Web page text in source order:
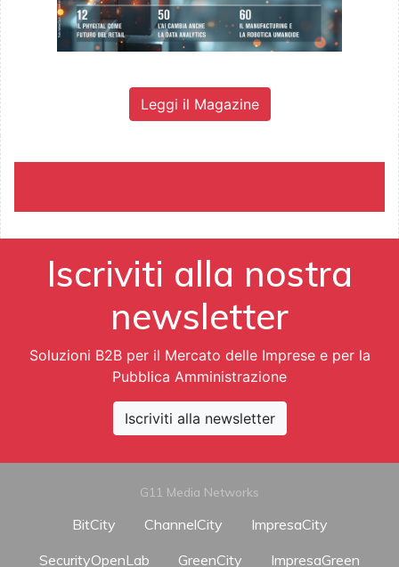
Leggi il Magazine
Iscriviti alla nostra
newsletter
Soluzioni B2B per il Mercato delle Imprese e per la
Pubblica Amministrazione
Iscriviti alla newsletter
G11 Media Networks
BitCity ChannelCity
ImpresaCity
SecurityOpenLab
GreenCity
ImpresaGreen